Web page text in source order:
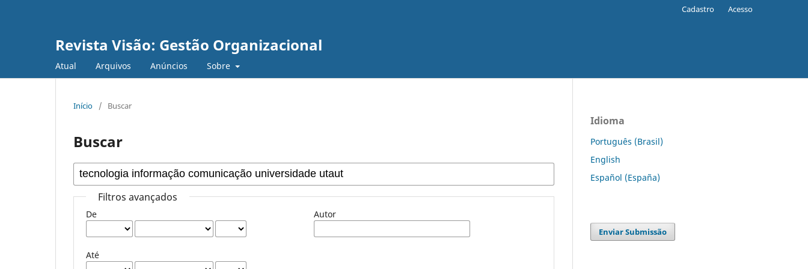
Revista Visão: Gestão Organizacional
Atual Arquivos Anúncios Sobre
Cadastro Acesso
Início / Buscar
Buscar
Filtros avançados
De
Até
Autor
Idioma
Português (Brasil)
English
Español (España)
Enviar Submissão